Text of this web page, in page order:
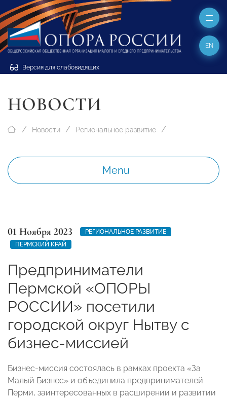
Версия для слабовидящих
EN
НОВОСТИ
Новости Региональное развитие
Menu
01 Ноября 2023
РЕГИОНАЛЬНОЕ РАЗВИТИЕ
ПЕРМСКИЙ КРАЙ
Предприниматели
Пермской «ОПОРЫ
РОССИИ» посетили
городской округ Нытву с
бизнес-миссией
Бизнес-миссия состоялась в рамках проекта «За
Малый Бизнес» и объединила предпринимателей
Перми, заинтересованных в расширении и развитии